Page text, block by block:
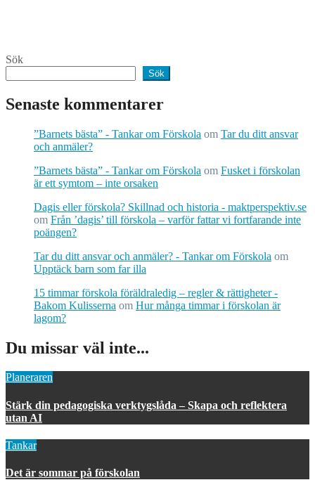
Sök
Sök
Senaste kommentarer
”Barnets bästa” - Tankar om Förskola om Tar du ditt ansvar
och anmäler?
”Barnets bästa” - Tankar om Förskola om Fusket i förskolan
är ett symtom – inte orsaken
Dagis eller förskola? Skillnad och historia - maktperspektiv.se
om Från ’dagis’ till förskola – varför fattar vi fortfarande inte
poängen?
Tar du ditt ansvar och anmäler? - Tankar om Förskola om
Upptäck barn som far illa
15 timmar förskola föräldraledig – regler & rättigheter -
Bakom Kulisserna om Hur många timmar i förskolan är
lagom?
Du missar väl inte...
Planeraren
Stärk din pedagogiska verktygslåda – Skapa och reflektera
utan AI
Tankar
Det är sommar på förskolan